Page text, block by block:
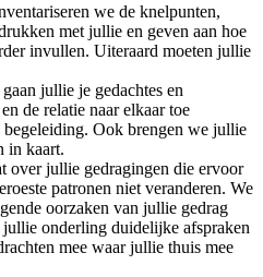
we de knelpunten,
met jullie en geven aan hoe
invullen. Uiteraard moeten jullie
jullie je gedachtes en
de relatie naar elkaar toe
begeleiding. Ook brengen we jullie
in kaart.
over jullie gedragingen die ervoor
patronen niet veranderen. We
oorzaken van jullie gedrag
onderling duidelijke afspraken
mee waar jullie thuis mee